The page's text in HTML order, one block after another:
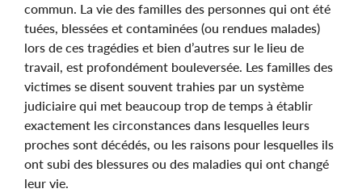
commun. La vie des familles des personnes qui ont été
tuées, blessées et contaminées (ou rendues malades)
lors de ces tragédies et bien d’autres sur le lieu de
travail, est profondément bouleversée. Les familles des
victimes se disent souvent trahies par un système
judiciaire qui met beaucoup trop de temps à établir
exactement les circonstances dans lesquelles leurs
proches sont décédés, ou les raisons pour lesquelles ils
ont subi des blessures ou des maladies qui ont changé
leur vie.